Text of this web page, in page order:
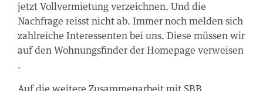
jetzt Vollvermietung verzeichnen. Und die
Nachfrage reisst nicht ab. Immer noch melden sich
zahlreiche Interessenten bei uns. Diese müssen wir
auf den Wohnungsfinder der Homepage verweisen
.
Auf die weitere Zusammenarbeit mit SBB